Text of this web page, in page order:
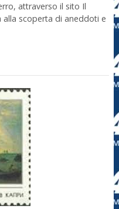
attraverso il sito Il
scoperta di aneddoti e